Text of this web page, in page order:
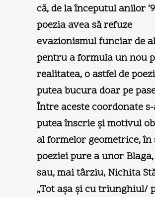
că, de la începutul anilor
poezia avea să refuze
evazionismul funciar de
pentru a formula un nou
realitatea, o astfel de
putea bucura doar pe
Între aceste coordonate
putea înscrie şi motivul
al formelor geometrice, în
poeziei pure a unor
sau, mai târziu, Nichita
„Tot aşa şi cu triunghiul/